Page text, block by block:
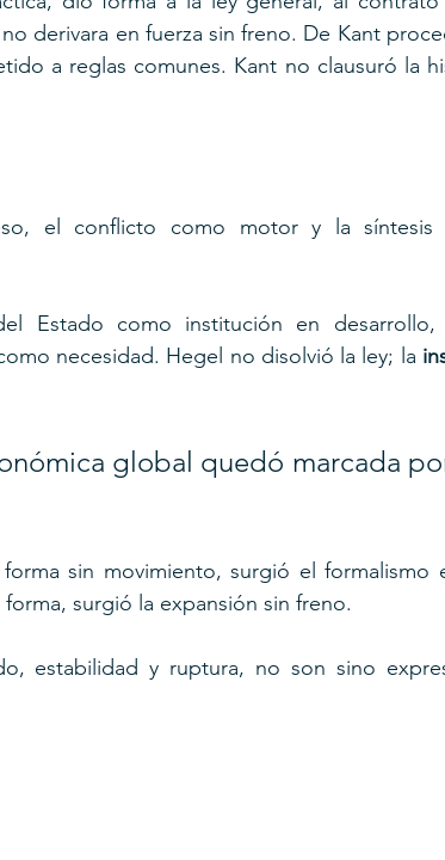
derivara en fuerza sin freno. De Kant
a reglas comunes. Kant no clausuró la
el conflicto como motor y la síntesis
Estado como institución en
necesidad. Hegel no disolvió la ley; la
global quedó marcada
sin movimiento, surgió el formalismo
surgió la expansión sin freno.
estabilidad y ruptura, no son sino